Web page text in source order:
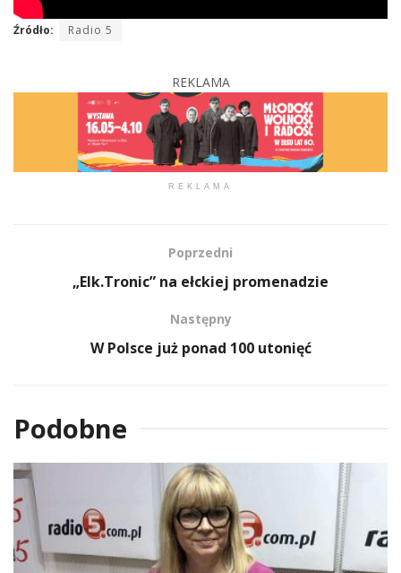
Źródło: Radio 5
REKLAMA
REKLAMA
Poprzedni
„Elk.Tronic” na ełckiej promenadzie
Następny
W Polsce już ponad 100 utonięć
Podobne